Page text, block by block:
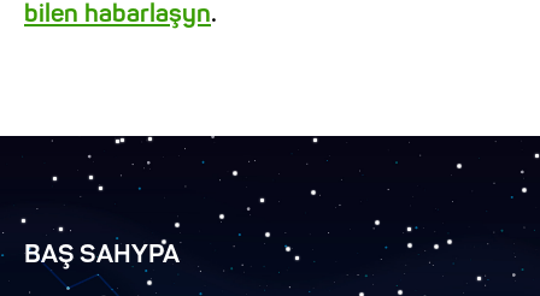
bilen habarlaşyn.
BAŞ SAHYPA